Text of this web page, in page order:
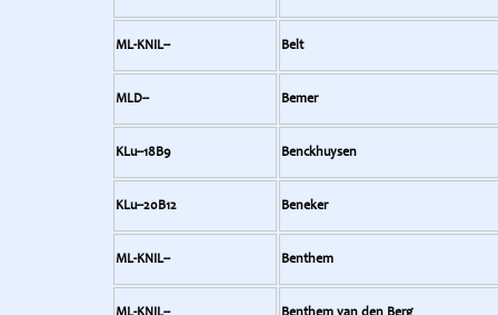
ML-KNIL-- Belt
MLD-- Bemer
KLu--18B9 Benckhuysen
KLu--20B12 Beneker
ML-KNIL-- Benthem